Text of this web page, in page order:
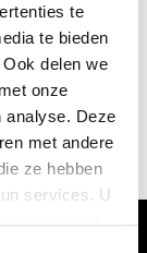
te
te bieden
delen we
onze
analyse. Deze
met andere
ze hebben
services. U
en klein’
in 1876. Op
gaande.
gemeente de